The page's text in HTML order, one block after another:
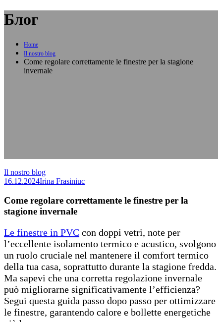
Блог
Home
Il nostro blog
Come regolare correttamente le finestre per la stagione
invernale
Il nostro blog
16.12.2024Irina Frasiniuc
Come regolare correttamente le finestre per la
stagione invernale
Le finestre in PVC con doppi vetri, note per
l’eccellente isolamento termico e acustico, svolgono
un ruolo cruciale nel mantenere il comfort termico
della tua casa, soprattutto durante la stagione fredda.
Ma sapevi che una corretta regolazione invernale
può migliorarne significativamente l’efficienza?
Segui questa guida passo dopo passo per ottimizzare
le finestre, garantendo calore e bollette energetiche